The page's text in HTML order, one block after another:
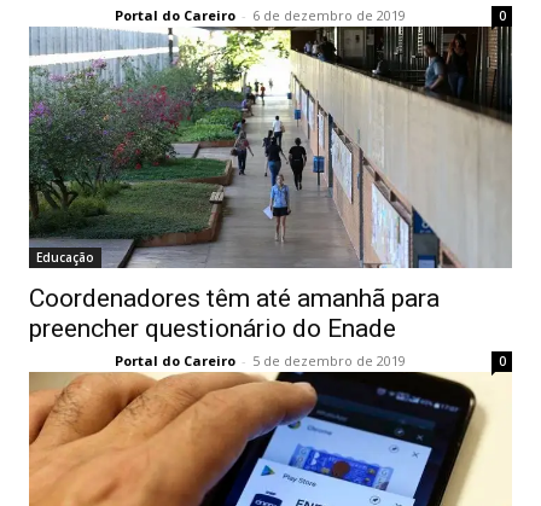
Portal do Careiro - 6 de dezembro de 2019 0
Educação
Coordenadores têm até amanhã para
preencher questionário do Enade
Portal do Careiro - 5 de dezembro de 2019 0